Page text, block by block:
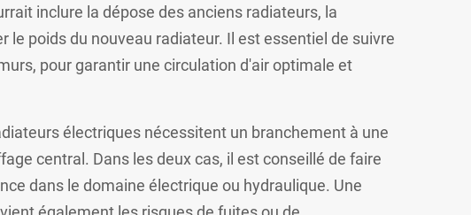
inclure la dépose des anciens radiateurs, la
poids du nouveau radiateur. Il est essentiel de suivre
pour garantir une circulation d'air optimale et
électriques nécessitent un branchement à une
central. Dans les deux cas, il est conseillé de faire
dans le domaine électrique ou hydraulique. Une